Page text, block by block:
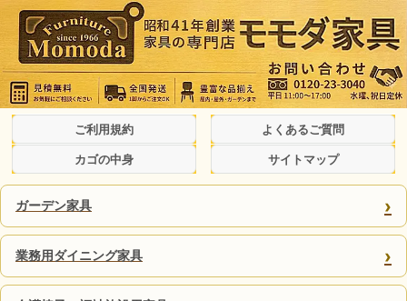
ご利用規約 よくあるご質問
カゴの中身 サイトマップ
ガーデン家具 ›
業務用ダイニング家具 ›